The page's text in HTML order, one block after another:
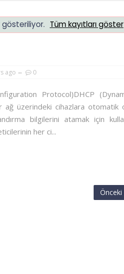
Tüm kayıtları göster
ago 0
Protocol)DHCP
ağ üzerindeki cihazlara otomatik
bilgilerini atamak için
her ci...
Önceki